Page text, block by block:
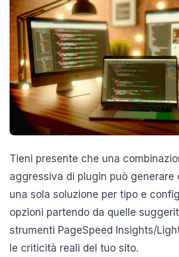
Tieni presente che una
aggressiva di plugin può generare
una sola soluzione per tipo e
opzioni partendo da quelle
strumenti PageSpeed Insights/
le criticità reali del tuo sito.